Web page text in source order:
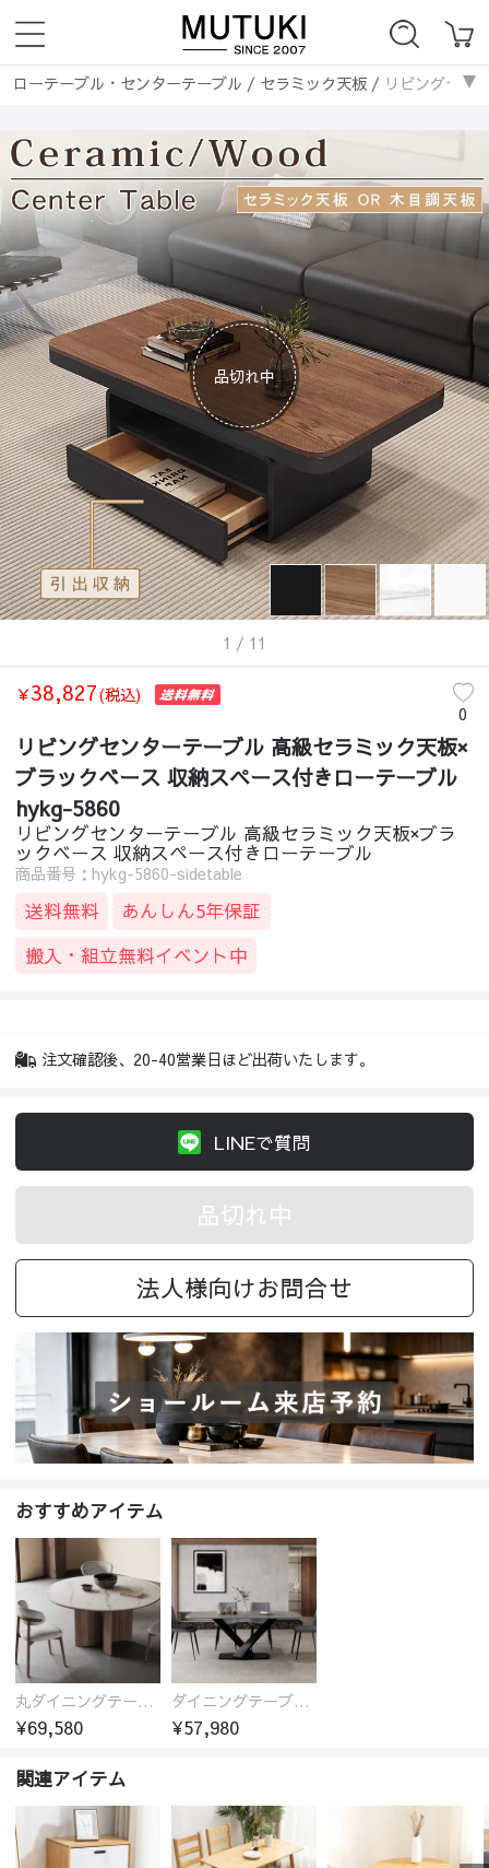
ローテーブル・センターテーブル / セラミック天板/ リビングセン
ローテーブル・センターテーブル/ /リビングセンターテー
テーブル・机/セラミック天板 / リビングセンターテーブル 高級
品切れ中
1 / 11
￥38,827(税込)
0
リビングセンターテーブル 高級セラミック天板×
ブラックベース 収納スペース付きローテーブル
hykg-5860
リビングセンターテーブル 高級セラミック天板×ブラ
ックベース 収納スペース付きローテーブル
商品番号：hykg-5860-sidetable
送料無料
あんしん5年保証
搬入・組立無料イベント中
注文確認後、20-40営業日ほど出荷いたします。
LINEで質問
品切れ中
法人様向けお問合せ
おすすめアイテム
丸ダイニングテーブル セラミック天板 耐熱 キズに強い 丸型 北欧 無垢材 円卓 円型
¥69,580
ダイニングテーブル おしゃれ セラミック天板 大理石柄 食卓 4人用 4人 6人 140cm 160cm 180cm 耐久性 耐熱 食事テーブル
¥57,980
関連アイテム